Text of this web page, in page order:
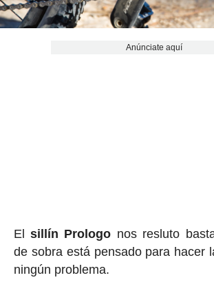
Anúnciate aquí
Elsillín Prologo nos resluto
de sobra está pensado para hacer
ningún problema.